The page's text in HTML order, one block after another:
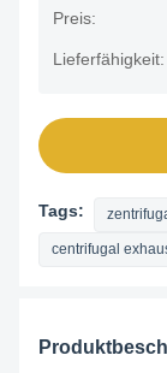
Preis:
Lieferfähigkeit:
Tags:
centrifugal